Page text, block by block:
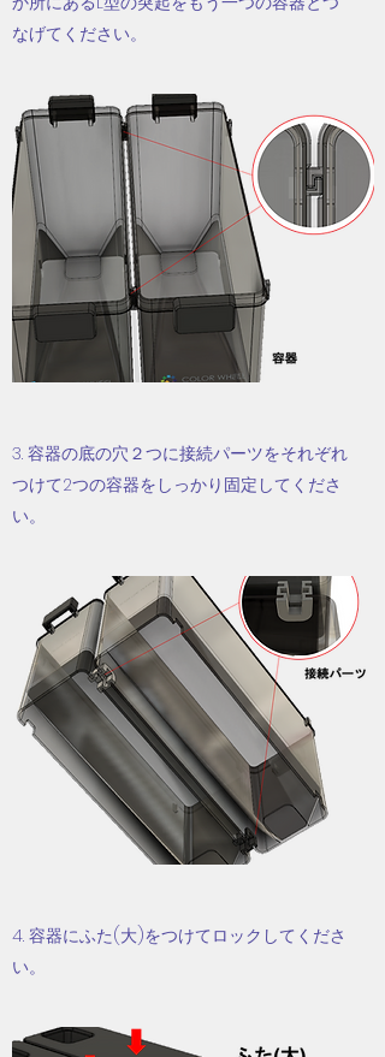
なげてください。
3. 容器の底の穴２つに接続パーツをそれぞれ
つけて2つの容器をしっかり固定してくださ
い。
4. 容器にふた(大)をつけてロックしてくださ
い。